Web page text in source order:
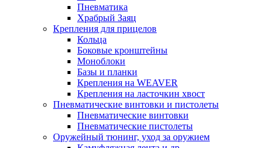
Пневматика
Храбрый Заяц
Крепления для прицелов
Кольца
Боковые кронштейны
Моноблоки
Базы и планки
Крепления на WEAVER
Крепления на ласточкин хвост
Пневматические винтовки и пистолеты
Пневматические винтовки
Пневматические пистолеты
Оружейный тюнинг, уход за оружием